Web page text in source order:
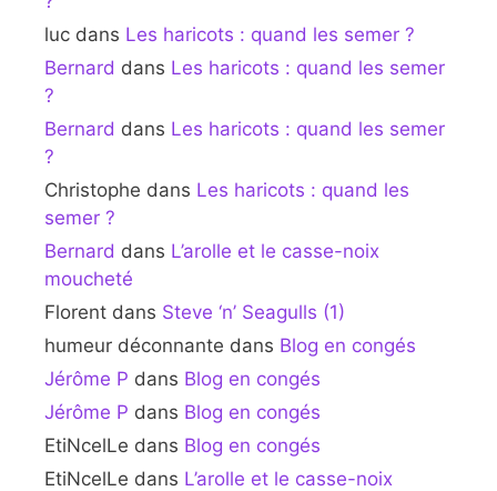
luc dans Les haricots : quand les semer ?
Bernard dans Les haricots : quand les semer
?
Bernard dans Les haricots : quand les semer
?
Christophe dans Les haricots : quand les
semer ?
Bernard dans L’arolle et le casse-noix
moucheté
Florent dans Steve ‘n’ Seagulls (1)
humeur déconnante dans Blog en congés
Jérôme P dans Blog en congés
Jérôme P dans Blog en congés
EtiNcelLe dans Blog en congés
EtiNcelLe dans L’arolle et le casse-noix